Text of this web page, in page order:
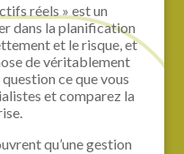
réels » est un
dans la planification
et le risque, et
de véritablement
ce que vous
et comparez la
qu’une gestion